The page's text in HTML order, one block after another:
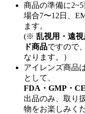
商品の準備に
場合7〜12日、
ます。
(※ 乱視用・遠
ド商品ですので、
なります。）
アイレンズ商品は
として、
FDA・GMP・
出品のみ、取り
物をお楽しみく